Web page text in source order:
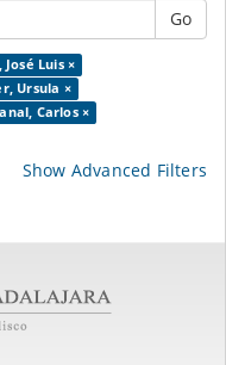
Go
Luis ×
Ursula ×
Carlos ×
Show Advanced Filters